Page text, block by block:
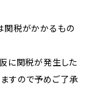
関税がかかるもの
に関税が発生した
すので予めご了承